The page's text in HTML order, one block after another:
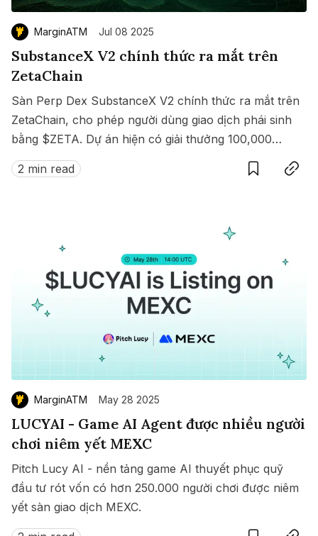
MarginATM Jul 08 2025
SubstanceX V2 chính thức ra mắt trên
ZetaChain
Sàn Perp Dex SubstanceX V2 chính thức ra mắt trên
ZetaChain, cho phép người dùng giao dịch phái sinh
bằng $ZETA. Dự án hiện có giải thưởng 100,000
$ZETA diễn ra từ 8 đến 15/07/2025.
2 min read
SaveCopy link
MarginATM May 28 2025
LUCYAI - Game AI Agent được nhiều người
chơi niêm yết MEXC
Pitch Lucy AI - nền tảng game AI thuyết phục quỹ
đầu tư rót vốn có hơn 250.000 người chơi được niêm
yết sàn giao dịch MEXC.